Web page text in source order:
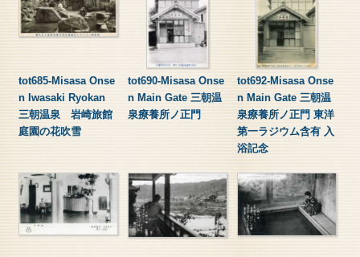
tot685-Misasa Onse
n Iwasaki Ryokan
三朝温泉 岩崎旅館
庭園の花吹雪
tot690-Misasa Onse
n Main Gate 三朝温
泉療養所ノ正門
tot692-Misasa Onse
n Main Gate 三朝温
泉療養所ノ正門 東洋
第一ラジウム含有 入
浴記念